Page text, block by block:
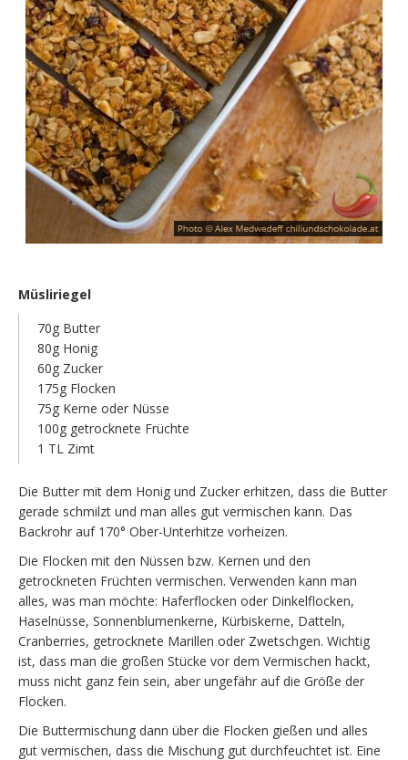
Müsliriegel
70g Butter
80g Honig
60g Zucker
175g Flocken
75g Kerne oder Nüsse
100g getrocknete Früchte
1 TL Zimt
Die Butter mit dem Honig und Zucker erhitzen, dass die Butter
gerade schmilzt und man alles gut vermischen kann. Das
Backrohr auf 170° Ober-Unterhitze vorheizen.
Die Flocken mit den Nüssen bzw. Kernen und den
getrockneten Früchten vermischen. Verwenden kann man
alles, was man möchte: Haferflocken oder Dinkelflocken,
Haselnüsse, Sonnenblumenkerne, Kürbiskerne, Datteln,
Cranberries, getrocknete Marillen oder Zwetschgen. Wichtig
ist, dass man die großen Stücke vor dem Vermischen hackt,
muss nicht ganz fein sein, aber ungefähr auf die Größe der
Flocken.
Die Buttermischung dann über die Flocken gießen und alles
gut vermischen, dass die Mischung gut durchfeuchtet ist. Eine